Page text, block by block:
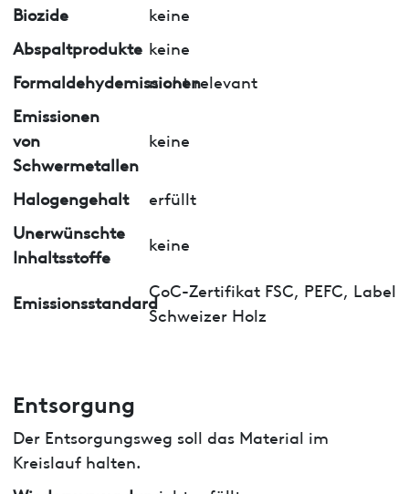
Biozide
keine
Abspaltprodukte keine
Formaldehydemissionennicht relevant
Emissionen
von
Schwermetallen
keine
Halogengehalt
erfüllt
Unerwünschte
Inhaltsstoffe
keine
Emissionsstandard
CoC-Zertifikat FSC, PEFC, Label
Schweizer Holz
Entsorgung
Der Entsorgungsweg soll das Material im
Kreislauf halten.